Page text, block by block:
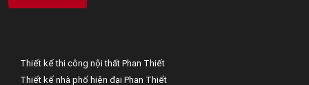
Thiết kế thi công nội thất Phan Thiết
Thiết kế nhà phố hiện đại Phan Thiết